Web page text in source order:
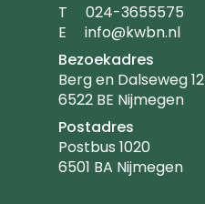
T Telefoonnummer
024-3655575
E Emailadres
info@kwbn.nl
Bezoekadres
Berg en Dalseweg
6522 BE Nijmegen
Postadres
Postbus 1020
6501 BA Nijmegen